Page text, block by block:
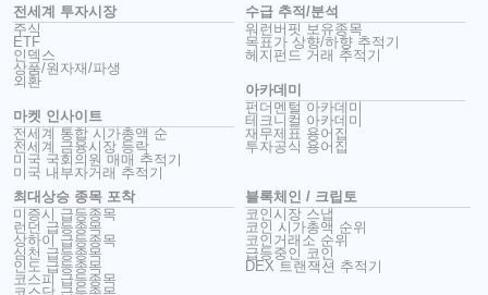
전세계 투자시장
주식
ETF
인덱스
상품/원자재/파생
외환
마켓 인사이트
전세계 통합 시가총액 순
전세계 금융시장 등락
미국 국회의원 매매 추적기
미국 내부자거래 추적기
수급 추적/분석
워런버핏 보유종목
목표가 상향/하향 추적기
헤지펀드 거래 추적기
아카데미
펀더멘털 아카데미
테크니컬 아카데미
재무제표 용어집
투자공식 용어집
최대상승 종목 포착
미증시 급등종목
런던 급등종목
상하이 급등종목
심천 급등종목
인도 급등종목
코스피 급등종목
블록체인 / 크립토
코인시장 스냅
코인 시가총액 순위
코인거래소 순위
급등중인 코인
DEX 트랜잭션 추적기